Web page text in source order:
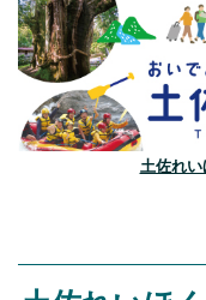
土佐れ